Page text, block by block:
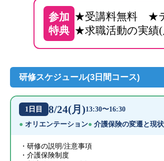
参加
特典
★受講料無料 ★
★求職活動の実績
研修スケジュール(3日間コース)
1日目 8/24(月)13:30〜16:30
オリエンテーション 介護保険の変遷と現
研修の説明/注意事項
介護保険制度